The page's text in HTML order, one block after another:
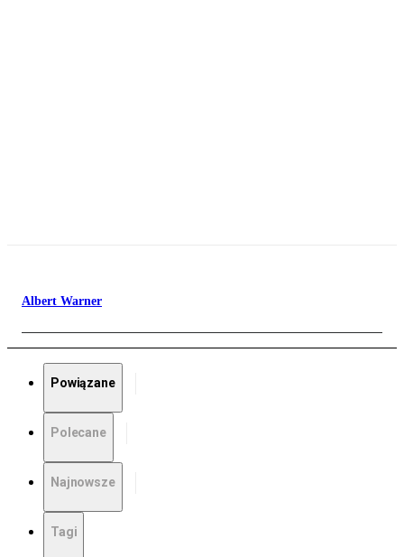
Albert Warner
Powiązane
Polecane
Najnowsze
Tagi